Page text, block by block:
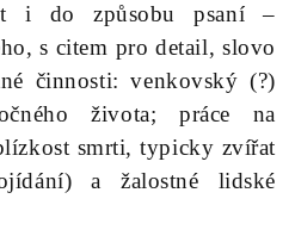
i do způsobu psaní –
s citem pro detail, slovo
činnosti: venkovský (?)
života; práce na
smrti, typicky zvířat
a žalostné lidské